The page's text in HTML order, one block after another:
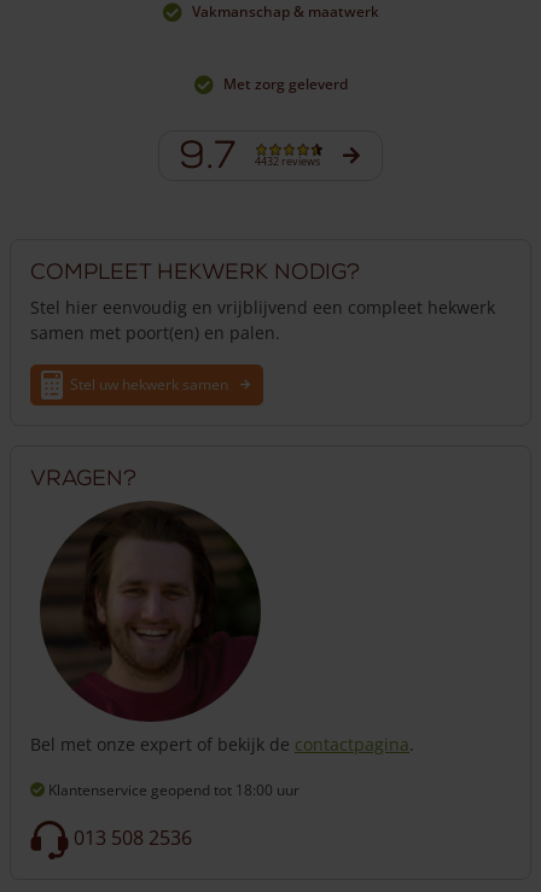
Vakmanschap & maatwerk
Met zorg geleverd
9.7 4432 reviews
Compleet hekwerk nodig?
Stel hier eenvoudig en vrijblijvend een compleet hekwerk
samen met poort(en) en palen.
Stel uw hekwerk samen
Vragen?
Bel met onze expert of bekijk de contactpagina.
Klantenservice geopend tot 18:00 uur
013 508 2536